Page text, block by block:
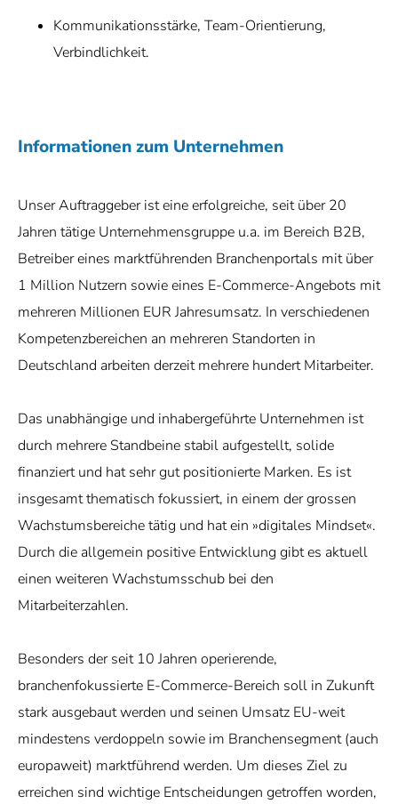
Kommunikationsstärke, Team-Orientierung,
Verbindlichkeit.
Informationen zum Unternehmen
Unser Auftraggeber ist eine erfolgreiche, seit über 20
Jahren tätige Unternehmensgruppe u.a. im Bereich B2B,
Betreiber eines marktführenden Branchenportals mit über
1 Million Nutzern sowie eines E-Commerce-Angebots mit
mehreren Millionen EUR Jahresumsatz. In verschiedenen
Kompetenzbereichen an mehreren Standorten in
Deutschland arbeiten derzeit mehrere hundert Mitarbeiter.
Das unabhängige und inhabergeführte Unternehmen ist
durch mehrere Standbeine stabil aufgestellt, solide
finanziert und hat sehr gut positionierte Marken. Es ist
insgesamt thematisch fokussiert, in einem der grossen
Wachstumsbereiche tätig und hat ein »digitales Mindset«.
Durch die allgemein positive Entwicklung gibt es aktuell
einen weiteren Wachstumsschub bei den
Mitarbeiterzahlen.
Besonders der seit 10 Jahren operierende,
branchenfokussierte E-Commerce-Bereich soll in Zukunft
stark ausgebaut werden und seinen Umsatz EU-weit
mindestens verdoppeln sowie im Branchensegment (auch
europaweit) marktführend werden. Um dieses Ziel zu
erreichen sind wichtige Entscheidungen getroffen worden,